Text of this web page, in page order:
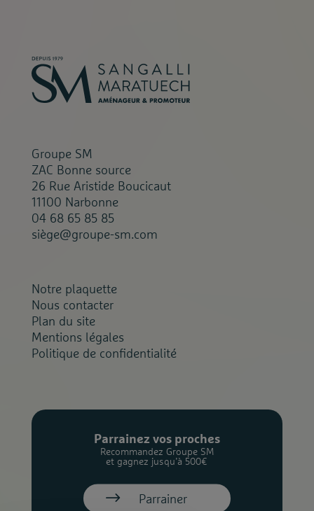
Groupe SM
ZAC Bonne source
26 Rue Aristide Boucicaut
11100 Narbonne
04 68 65 85 85
siège@groupe-sm.com
Notre plaquette
Nous contacter
Plan du site
Mentions légales
Politique de confidentialité
Parrainez vos proches
Recommandez Groupe SM
et gagnez jusqu’à 500€
Parrainer